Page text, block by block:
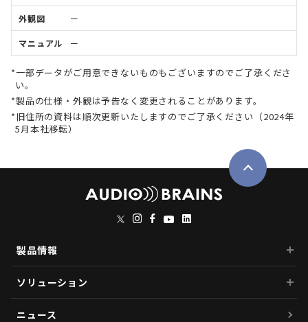
ー
ー
一部データがご用意できないものもございますのでご了承くださ
い。
製品の仕様・外観は予告なく変更されることがあります。
旧住所の資料は順次更新いたしますのでご了承ください（2024年
5月本社移転）
製品情報
ソリューション
ニュース